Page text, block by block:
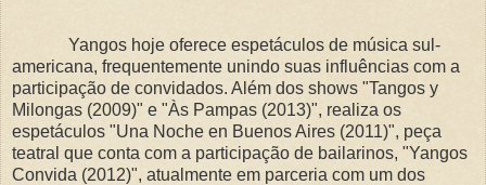
Yangos hoje oferece espetáculos de música sul-
americana, frequentemente unindo suas influências com a
participação de convidados. Além dos shows "Tangos y
Milongas (2009)" e "Às Pampas (2013)", realiza os
espetáculos "Una Noche en Buenos Aires (2011)", peça
teatral que conta com a participação de bailarinos, "Yangos
Convida (2012)", atualmente em parceria com um dos